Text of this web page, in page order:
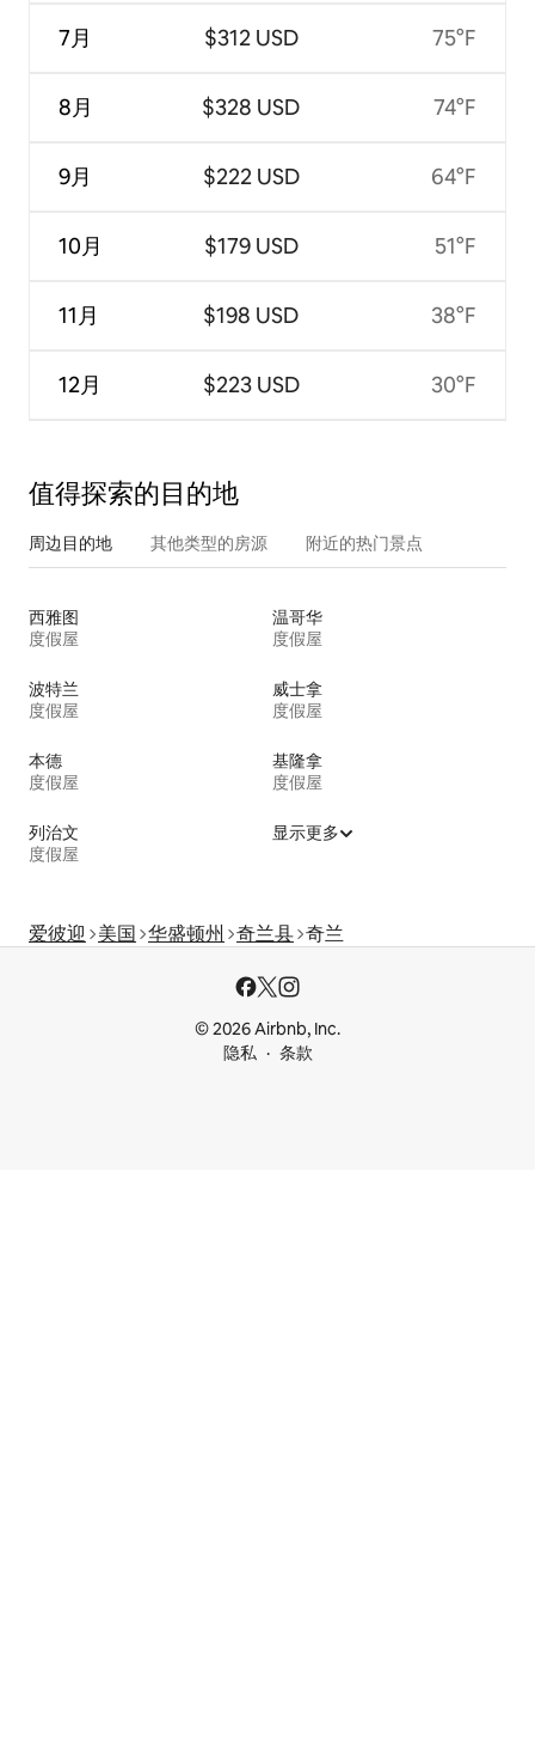
7月
8月
9月
10月
11月
12月
$312 USD
$328 USD
$222 USD
$179 USD
$198 USD
$223 USD
75°F
74°F
64°F
51°F
38°F
30°F
值得探索的目的地
周边目的地 其他类型的房源 附近的热门景点
西雅图
度假屋
温哥华
度假屋
波特兰
度假屋
威士拿
度假屋
本德
度假屋
基隆拿
度假屋
列治文
度假屋
显示更多
爱彼迎 美国 华盛顿州 奇兰县 奇兰
© 2026 Airbnb, Inc.
隐私
条款